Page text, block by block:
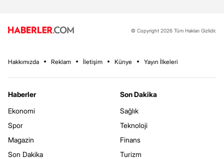
© Copyright 2026 Tüm Hakları Gizlidir.
Hakkımızda Reklam İletişim Künye Yayın İlkeleri
Haberler
Ekonomi
Spor
Magazin
Son Dakika
Son Dakika
Sağlık
Teknoloji
Finans
Turizm